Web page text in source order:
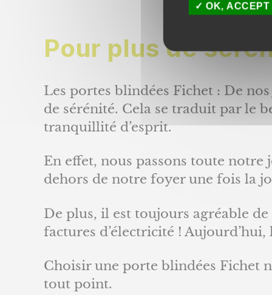
Pour plus de
Les portes blindées Fichet : De
de sérénité. Cela se traduit par le
tranquillité d’esprit.
En effet, nous passons toute
dehors de notre foyer une fois la
De plus, il est toujours agréable
factures d’électricité !
Choisir une porte blindées Fichet
tout point.
OK,